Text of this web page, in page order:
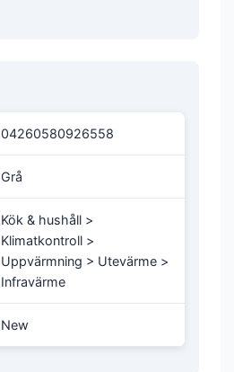
04260580926558
Grå
Kök & hushåll >
Klimatkontroll >
Uppvärmning > Utevärme >
Infravärme
New